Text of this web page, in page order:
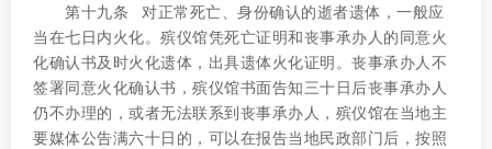
第十九条 对正常死亡、身份确认的逝者遗体，一般应
当在七日内火化。殡仪馆凭死亡证明和丧事承办人的同意火
化确认书及时火化遗体，出具遗体火化证明。丧事承办人不
签署同意火化确认书，殡仪馆书面告知三十日后丧事承办人
仍不办理的，或者无法联系到丧事承办人，殡仪馆在当地主
要媒体公告满六十日的，可以在报告当地民政部门后，按照